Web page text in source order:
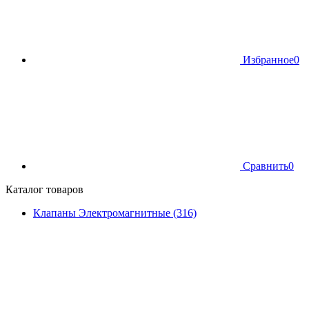
Избранное0
Сравнить0
Каталог товаров
Клапаны Электромагнитные (316)